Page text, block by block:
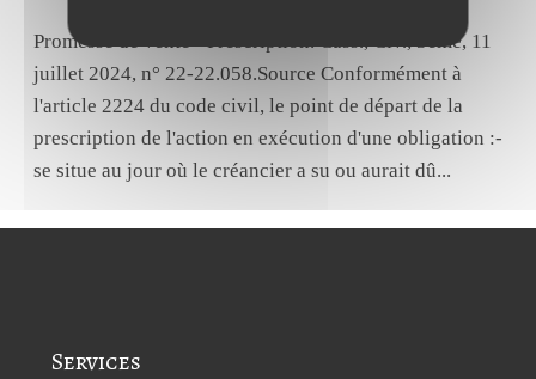
Promesse de vente - Prescription. Cass., Civ., 3ème, 11
juillet 2024, n° 22-22.058.Source Conformément à
l'article 2224 du code civil, le point de départ de la
prescription de l'action en exécution d'une obligation :-
se situe au jour où le créancier a su ou aurait dû...
Services